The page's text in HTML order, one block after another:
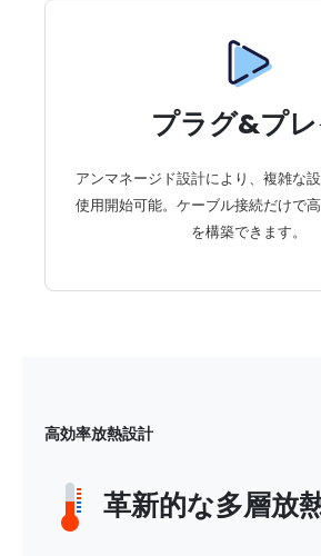
プラグ&プ
アンマネージド設計により、複雑な
使用開始可能。ケーブル接続だけで
を構築できます。
高効率放熱設計
革新的な多層放